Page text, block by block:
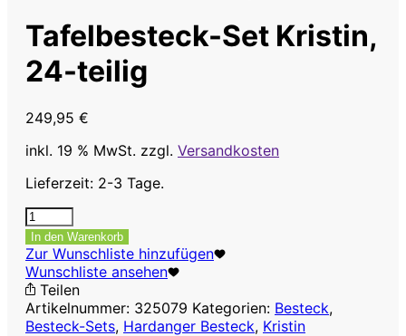
Tafelbesteck-Set Kristin,
24-teilig
249,95 €
inkl. 19 % MwSt. zzgl. Versandkosten
Lieferzeit: 2-3 Tage.
Tafelbesteck-
Set
Kristin,
24-
teilig
Menge
In den Warenkorb
Zur Wunschliste hinzufügen
Wunschliste ansehen
Teilen
Artikelnummer: 325079 Kategorien: Besteck,
Besteck-Sets, Hardanger Besteck, Kristin